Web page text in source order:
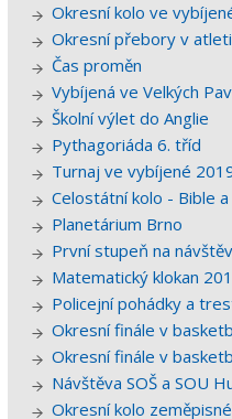
Okresní kolo ve
Okresní přebory v
Čas proměn
Vybíjená ve Velkých
Školní výlet do Anglie
Pythagoriáda 6. tříd
Turnaj ve vybíjené
Celostátní kolo - Bible
Planetárium Brno
První stupeň na
Matematický klokan
Policejní pohádky a
Okresní finále v
Okresní finále v
Návštěva SOŠ a SOU
Okresní kolo